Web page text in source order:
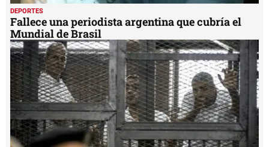
DEPORTES
Fallece una periodista argentina que cubría el
Mundial de Brasil